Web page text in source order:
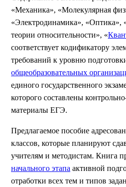
«Механика», «Молекулярная
«Электродинамика», «Оптика»,
теории относительности», «
соответствует кодификатору
требований к уровню
общеобразовательных
единого государственного
которого составлены
материалы ЕГЭ.
Предлагаемое пособие
классов, которые планируют
учителям и методистам. Книга
начального этапа активной
отработки всех тем и типов